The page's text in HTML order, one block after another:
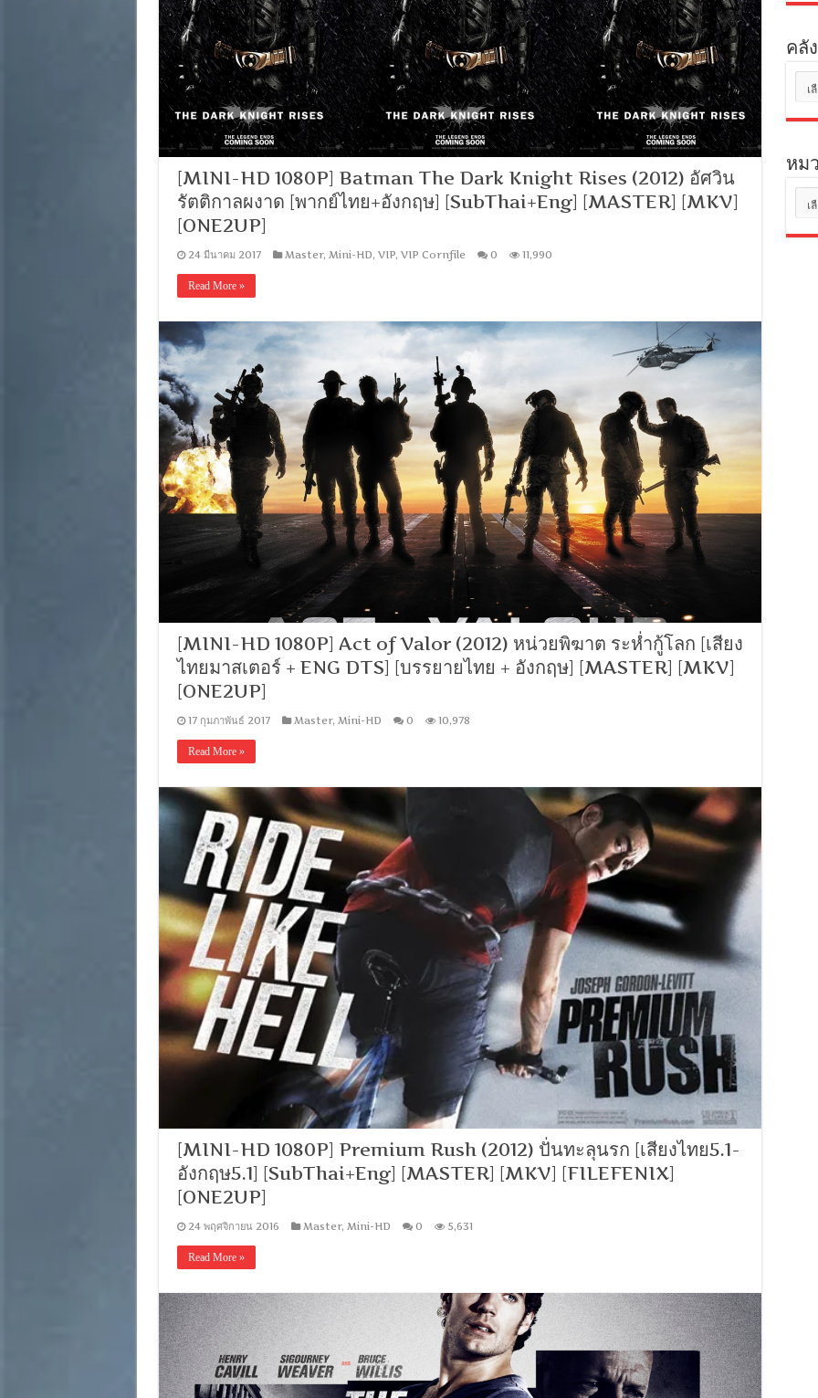
[SubThai+Eng]
[บรรยาย
ไทย
+
อังกฤษ]
[MASTER]
[MKV]
[ONE2UP]
[Filefenix]
[MINI-HD 1080P] Batman The Dark Knight Rises (2012) อัศวิน
รัตติกาลผงาด [พากย์ไทย+อังกฤษ] [SubThai+Eng] [MASTER] [MKV]
[ONE2UP]
24 มีนาคม 2017 Master, Mini-HD, VIP, VIP Cornfile 0 11,990
Read More »
[MINI-HD 1080P] Act of Valor (2012) หน่วยพิฆาต ระห่ำกู้โลก [เสียง
ไทยมาสเตอร์ + ENG DTS] [บรรยายไทย + อังกฤษ] [MASTER] [MKV]
[ONE2UP]
17 กุมภาพันธ์ 2017 Master, Mini-HD 0 10,978
Read More »
[MINI-HD 1080P] Premium Rush (2012) ปั่นทะลุนรก [เสียงไทย5.1-
อังกฤษ5.1] [SubThai+Eng] [MASTER] [MKV] [FILEFENIX]
[ONE2UP]
24 พฤศจิกายน 2016 Master, Mini-HD 0 5,631
Read More »
คลั
เก็บ
หม
หมู่